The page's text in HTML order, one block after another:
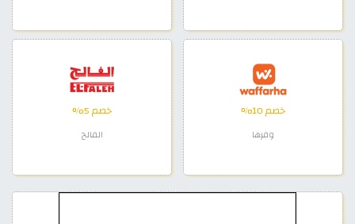
خصم 10%
وفرها
خصم 5%
الفالح